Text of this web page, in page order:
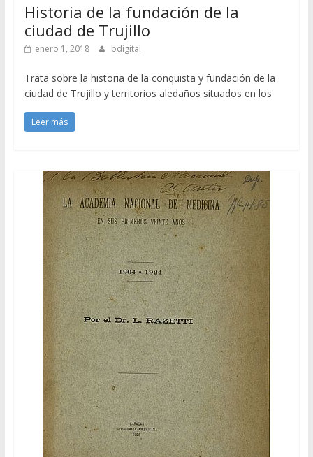
Historia de la fundación de la
ciudad de Trujillo
enero 1, 2018 bdigital
Trata sobre la historia de la conquista y fundación de la
ciudad de Trujillo y territorios aledaños situados en los
Leer más